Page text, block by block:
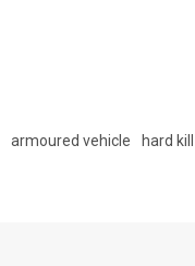
armoured vehicle hard kill